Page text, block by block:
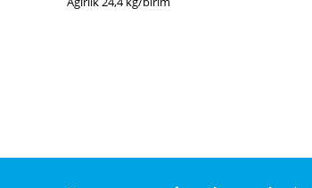
Ürün fiyatı diğer sitelerden daha pahalı.